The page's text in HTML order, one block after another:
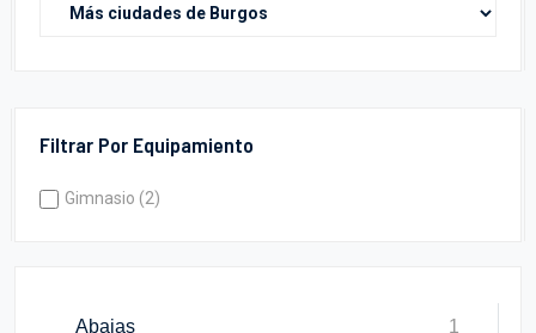
Filtrar Por Equipamiento
Gimnasio (2)
Abajas 1